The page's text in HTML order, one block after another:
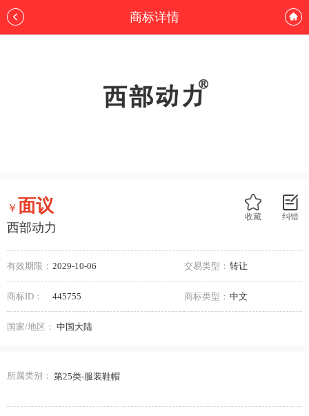
商标详情
纠错
收藏
￥面议
西部动力
有效期限： 2029-10-06 交易类型： 转让
商标ID： 445755 商标类型： 中文
国家/地区： 中国大陆
所属类别： 第25类-服装鞋帽